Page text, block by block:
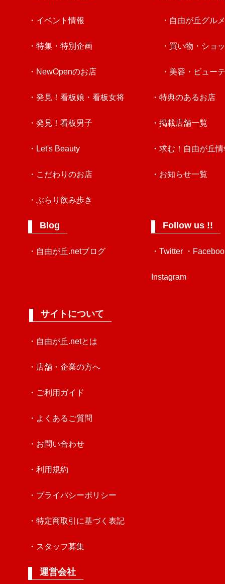
・イベント情報
・特集・特別企画
・NewOpenのお店
・発見！看板娘・看板女将
・発見！看板男子
・Let's Beauty
・こだわりのお店
・ぶらり飲み歩き
Blog
・自由が丘.netブログ
・自由が丘グルメ
・買い物・ショ
・美容・ビュー
・特典のあるお店
・掲載店舗一覧
・求む！自由が丘
・お知らせ一覧
Follow us !!
・Twitter ・
Instagram
サイトについて
・自由が丘.netとは
・店舗・企業の方へ
・ご利用ガイド
・よくあるご質問
・お問い合わせ
・利用規約
・プライバシーポリシー
・特定商取引に基づく表記
・スタッフ募集
運営会社